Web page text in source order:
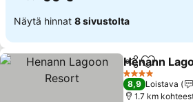
Näytä hinnat 8 sivustolta
Jaa Lisää
Henann
4 Tähtiluokitus
8,9 Loistava
1.7 km